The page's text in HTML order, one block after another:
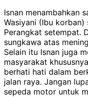
Isnan menambahkan
Wasiyani (Ibu
Perangkat setempat.
sungkawa atas
Selain itu Isnan juga
masyarakat
berhati hati dalam
jalan raya. Jangan
sepeda motor untuk